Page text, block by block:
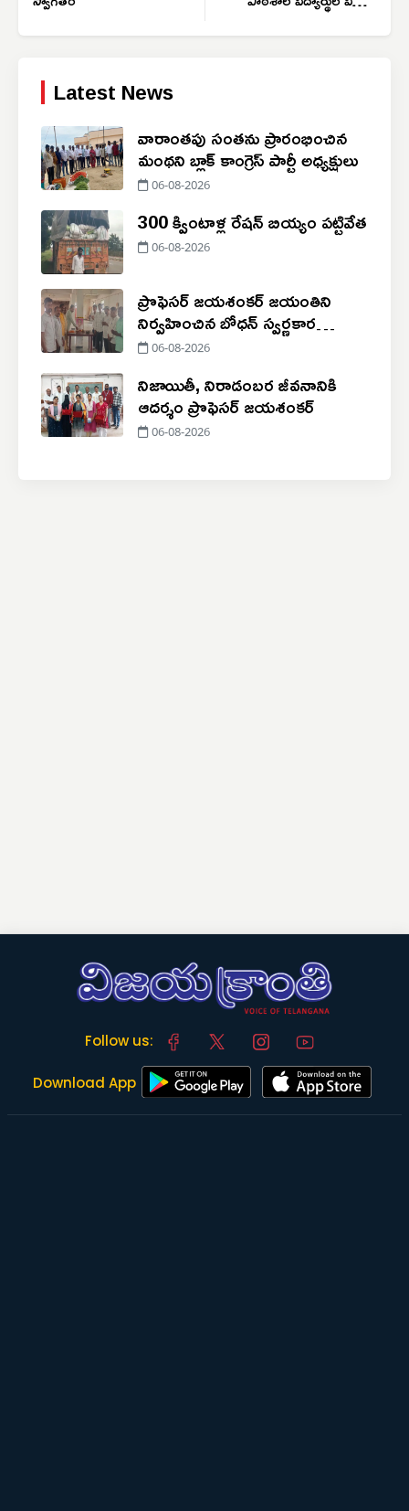
విహార యాత్ర
Latest News
వారాంతపు సంతను ప్రారంభించిన
మంథని బ్లాక్ కాంగ్రెస్ పార్టీ అధ్యక్షులు
06-08-2026
300 క్వింటాళ్ల రేషన్ బియ్యం పట్టివేత
06-08-2026
ప్రొఫెసర్ జయశంకర్ జయంతిని
నిర్వహించిన బోధన్ స్వర్ణకార
సంఘం
06-08-2026
నిజాయితీ, నిరాడంబర జీవనానికి
ఆదర్శం ప్రొఫెసర్ జయశంకర్
06-08-2026
Follow us:
Download App